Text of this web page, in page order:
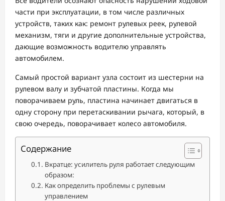
части при эксплуатации, в том числе различных
устройств, таких как: ремонт рулевых реек, рулевой
механизм, тяги и другие дополнительные устройства,
дающие возможность водителю управлять
автомобилем.
Самый простой вариант узла состоит из шестерни на
рулевом валу и зубчатой ​​пластины. Когда мы
поворачиваем руль, пластина начинает двигаться в
одну сторону при перетаскивании рычага, который, в
свою очередь, поворачивает колесо автомобиля.
Содержание
Вкратце: усилитель руля работает следующим
образом:
Как определить проблемы с рулевым
управлением